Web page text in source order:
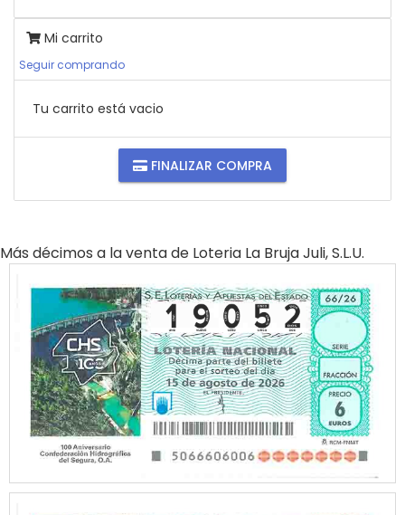
Mi carrito
Seguir comprando
Tu carrito está vacio
FINALIZAR COMPRA
Más décimos a la venta de Loteria La Bruja Juli, S.l.u.